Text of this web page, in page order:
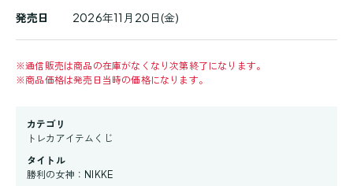
発売日 2026年11月20日(金)
※通信販売は商品の在庫がなくなり次第終了になります。
※商品価格は発売日当時の価格になります。
カテゴリ
トレカアイテムくじ
タイトル
勝利の女神：NIKKE